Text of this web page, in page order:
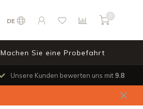
DE
0
Machen Sie eine Probefahrt
Unsere Kunden bewerten uns mit 9.8